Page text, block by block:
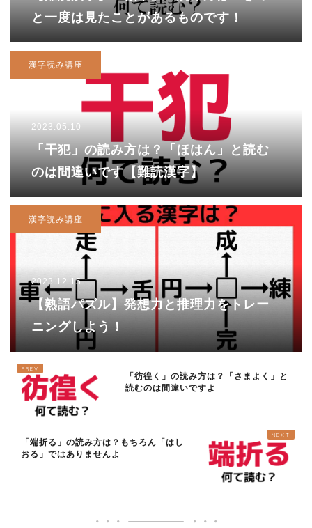
と一度は見たことがあるものです！
漢字読み講座
2023.05.10
「干犯」の読み方は？「ほはん」と読む
のは間違いです【難読漢字】
漢字読み講座
2023.12.15
【熟語パズル】発想力と推理力をトレー
ニングしよう！
「彷徨く」の読み方は？「さまよく」と
読むのは間違いですよ
「端折る」の読み方は？もちろん「はし
おる」ではありませんよ